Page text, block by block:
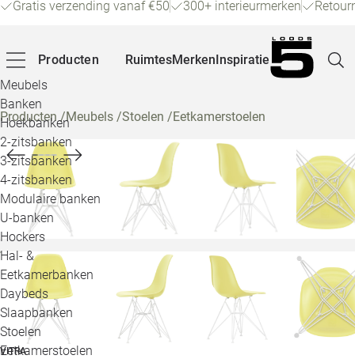
Gratis verzending vanaf €50 300+ interieurmerken
Producten
Meubels
Banken
Hoekbanken
2-zitsbanken
3-zitsbanken
4-zitsbanken
Modulaire banken
U-banken
Hockers
Hal- &
Eetkamerbanken
Daybeds
Slaapbanken
Stoelen
Eetkamerstoelen
RuimtesMerkenInspiratie
Producten/Meubels /Stoelen /Eetkamerstoelen
VITRA